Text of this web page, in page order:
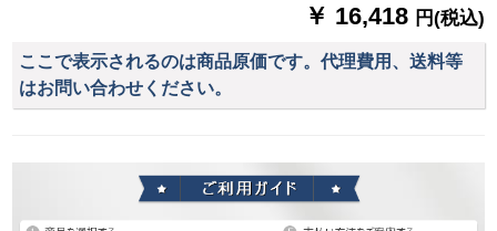
￥ 16,418 円(税込)
ここで表示されるのは商品原価です。代理費用、送料等
はお問い合わせください。